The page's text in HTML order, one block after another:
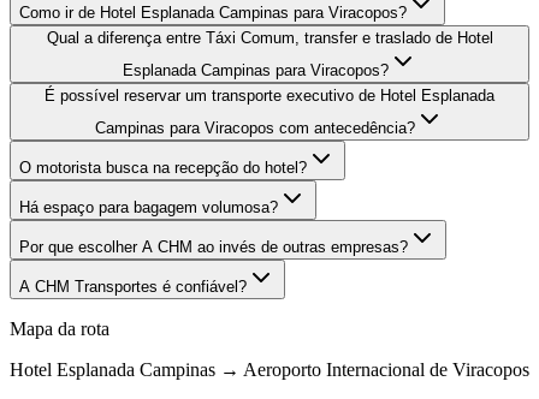
Como ir de Hotel Esplanada Campinas para Viracopos?
Qual a diferença entre Táxi Comum, transfer e traslado de Hotel
Esplanada Campinas para Viracopos?
É possível reservar um transporte executivo de Hotel Esplanada
Campinas para Viracopos com antecedência?
O motorista busca na recepção do hotel?
Há espaço para bagagem volumosa?
Por que escolher A CHM ao invés de outras empresas?
A CHM Transportes é confiável?
Mapa da rota
Hotel Esplanada Campinas → Aeroporto Internacional de Viracopos